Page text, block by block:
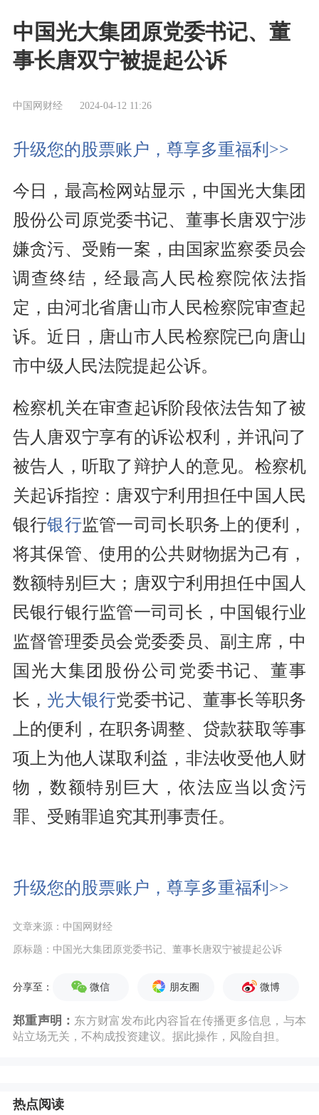
中国光大集团原党委书记、董
事长唐双宁被提起公诉
中国网财经 2024-04-12 11:26
升级您的股票账户，尊享多重福利>>
今日，最高检网站显示，中国光大集团
股份公司原党委书记、董事长唐双宁涉
嫌贪污、受贿一案，由国家监察委员会
调查终结，经最高人民检察院依法指
定，由河北省唐山市人民检察院审查起
诉。近日，唐山市人民检察院已向唐山
市中级人民法院提起公诉。
检察机关在审查起诉阶段依法告知了被
告人唐双宁享有的诉讼权利，并讯问了
被告人，听取了辩护人的意见。检察机
关起诉指控：唐双宁利用担任中国人民
银行银行监管一司司长职务上的便利，
将其保管、使用的公共财物据为己有，
数额特别巨大；唐双宁利用担任中国人
民银行银行监管一司司长，中国银行业
监督管理委员会党委委员、副主席，中
国光大集团股份公司党委书记、董事
长， 光大银行党委书记、董事长等职务
上的便利，在职务调整、贷款获取等事
项上为他人谋取利益，非法收受他人财
物，数额特别巨大，依法应当以贪污
罪、受贿罪追究其刑事责任。
升级您的股票账户，尊享多重福利>>
文章来源：中国网财经
原标题：中国光大集团原党委书记、董事长唐双宁被提起公诉
分享至： 微信 朋友圈 微博
郑重声明： 东方财富发布此内容旨在传播更多信息，与本
站立场无关，不构成投资建议。据此操作，风险自担。
热点阅读